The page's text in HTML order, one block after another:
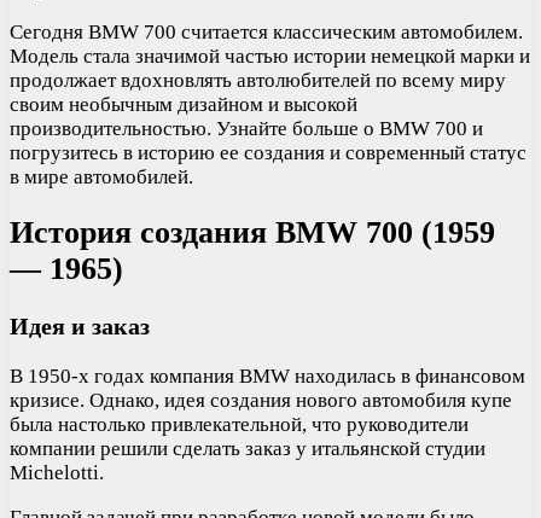
Сегодня BMW 700 считается классическим автомобилем.
Модель стала значимой частью истории немецкой марки и
продолжает вдохновлять автолюбителей по всему миру
своим необычным дизайном и высокой
производительностью. Узнайте больше о BMW 700 и
погрузитесь в историю ее создания и современный статус
в мире автомобилей.
История создания BMW 700 (1959
— 1965)
Идея и заказ
В 1950-х годах компания BMW находилась в финансовом
кризисе. Однако, идея создания нового автомобиля купе
была настолько привлекательной, что руководители
компании решили сделать заказ у итальянской студии
Michelotti.